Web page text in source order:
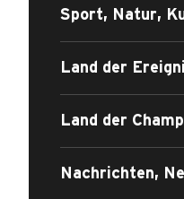
Sport, Natur,
Land der
Land der
Nachrichten,